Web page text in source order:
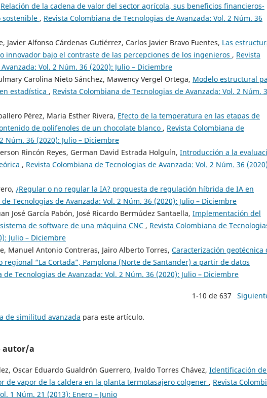
Relación de la cadena de valor del sector agrícola, sus beneficios financieros-
sostenible , Revista Colombiana de Tecnologias de Avanzada: Vol. 2 Núm. 36
Javier Alfonso Cárdenas Gutiérrez, Carlos Javier Bravo Fuentes, Las
innovador bajo el contraste de las percepciones de los ingenieros , Revista
Vol. 2 Núm. 36 (2020): Julio – Diciembre
Carolina Nieto Sánchez, Mawency Vergel Ortega, Modelo estructural
estadística , Revista Colombiana de Tecnologias de Avanzada: Vol. 2 Núm.
Pérez, Maria Esther Rivera, Efecto de la temperatura en las etapas de
de polifenoles de un chocolate blanco , Revista Colombiana de
Núm. 36 (2020): Julio – Diciembre
Rincón Reyes, German David Estrada Holguín, Introducción a la
, Revista Colombiana de Tecnologias de Avanzada: Vol. 2 Núm. 36
¿Regular o no regular la IA? propuesta de regulación híbrida de IA en
Tecnologias de Avanzada: Vol. 2 Núm. 36 (2020): Julio – Diciembre
José García Pabón, José Ricardo Bermúdez Santaella, Implementación del
de software de una máquina CNC , Revista Colombiana de
Julio – Diciembre
Manuel Antonio Contreras, Jairo Alberto Torres, Caracterización geotécnica
“La Cortada”, Pamplona (Norte de Santander) a partir de datos
de Tecnologias de Avanzada: Vol. 2 Núm. 36 (2020): Julio – Diciembre
1-10 de 637
de similitud avanzada para este artículo.
autor/a
Oscar Eduardo Gualdrón Guerrero, Ivaldo Torres Chávez, Identificación
de vapor de la caldera en la planta termotasajero colgener , Revista
1 Núm. 21 (2013): Enero – Junio